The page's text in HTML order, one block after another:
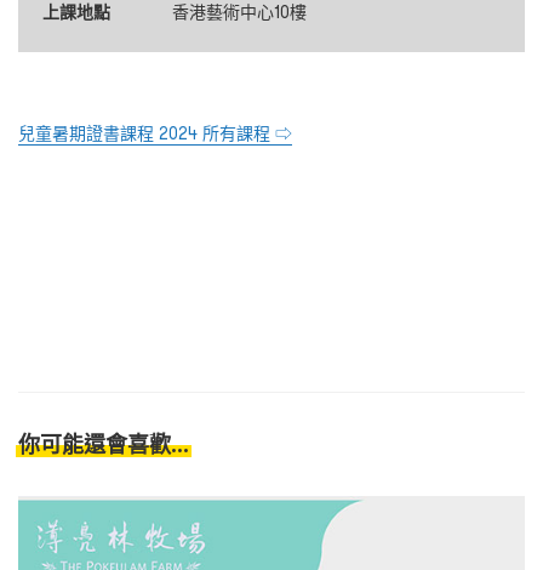
上課地點 香港藝術中心10樓
兒童暑期證書課程 2024 所有課程 ⇨
你可能還會喜歡...